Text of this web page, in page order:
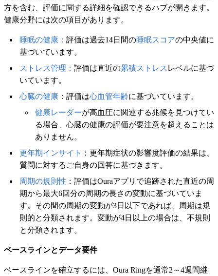
方を含む、評価に関する詳細を確認できるハブが開きます。
健康分野には次の項目があります。
睡眠の健康： 評価は過去14日間の睡眠スコアの中央値に
基づいています。
ストレス管理： 評価は直近の累積ストレス レベルに基づ
いています。
心臓の健康 ：評価は心血管年齢に基づいています。
健康レーダーが高血圧に関連する兆候を見つけてい
る場合、心臓の健康の評価が要注意を超えることは
ありません。
更年期インサイト
：更年期症状の影響度評価の結果は、
質問に対するご自身の回答に基づきます。
周期の規則性 ：評価はOuraアプリで追跡された直近の周
期から最大6回分の周期の長さの変動に基づいていま
す。その間の周期の変動が3日以下であれば、周期は規
則的と分類されます。変動が4日以上の場合は、不規則
と分類されます。
ベースラインとデータ要件
ベースラインを確立するには、Oura Ringを通常2～4週間継